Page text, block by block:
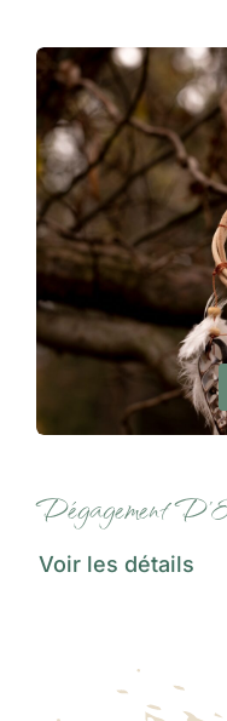
Dégagement
Voir les détails